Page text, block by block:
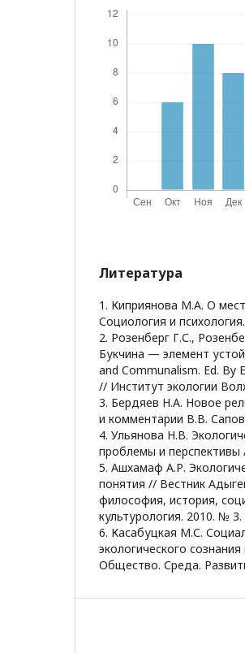
Литература
1. Киприянова М.А. О
Социология и
2. Розенберг Г.С.,
Букчина — элемент
and Communalism. Ed. By
// Институт экологии
3. Бердяев Н.А. Новое
и комментарии В.В.
4. Ульянова Н.В.
проблемы и
5. Ашхамаф А.Р.
понятия // Вестник
философия, история,
культурология. 2010. № 3.
6. Касабуцкая М.С.
экологического
Общество. Среда.